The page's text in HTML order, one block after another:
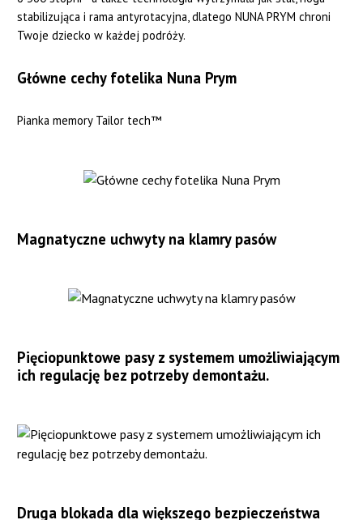
stabilizująca i rama antyrotacyjna, dlatego NUNA PRYM chroni
Twoje dziecko w każdej podróży.
Główne cechy fotelika Nuna Prym
Pianka memory Tailor tech™
Magnatyczne uchwyty na klamry pasów
Pięciopunktowe pasy z systemem umożliwiającym
ich regulację bez potrzeby demontażu.
Druga blokada dla większego bezpieczeństwa